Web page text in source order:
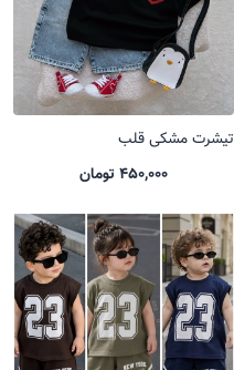
تیشرت مشکی قلب
450,000 تومان